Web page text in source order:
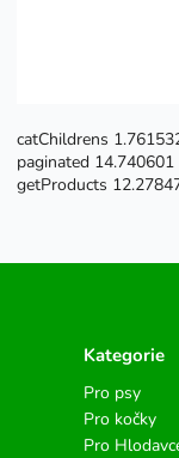
catChildrens
paginated 14.740601
getProducts
Kategorie
Pro psy
Pro kočky
Pro